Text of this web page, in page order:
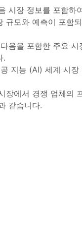
시장 정보를 포함하
규모와 예측이 포함
음을 포함한 주요
.
지능 (AI) 세계 시장
장에서 경쟁 업체의
같습니다.